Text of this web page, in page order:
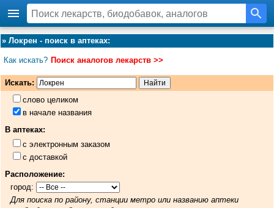
» Локрен - поиск в аптеках:
Как искать? Поиск аналогов лекарств >>
Искать:
слово целиком
в начале названия
В аптеках:
с электронным заказом
с доставкой
Расположение:
город:
Для поиска по району, станции метро или названию аптеки